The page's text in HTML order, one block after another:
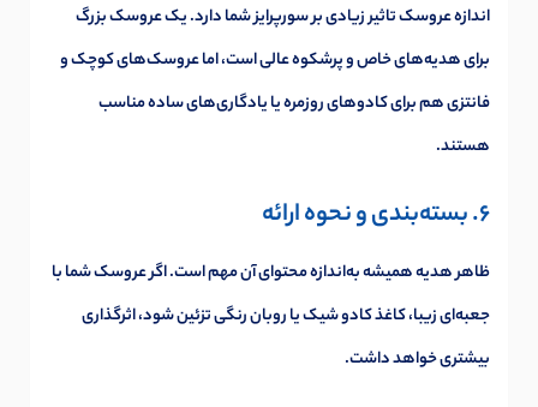
اندازه عروسک تاثیر زیادی بر سورپرایز شما دارد. یک عروسک بزرگ
برای هدیه‌های خاص و پرشکوه عالی است، اما عروسک‌های کوچک و
فانتزی هم برای کادوهای روزمره یا یادگاری‌های ساده مناسب
هستند.
6. بسته‌بندی و نحوه ارائه
ظاهر هدیه همیشه به‌اندازه محتوای آن مهم است. اگر عروسک شما با
جعبه‌ای زیبا، کاغذ کادو شیک یا روبان رنگی تزئین شود، اثرگذاری
بیشتری خواهد داشت.